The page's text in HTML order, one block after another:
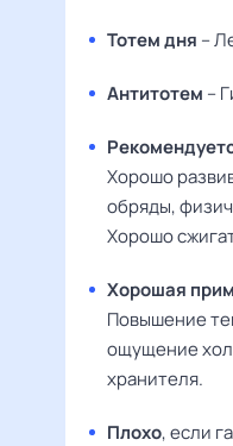
Тотем дня –
Антитотем –
Хорошо
обряды,
Хорошо
Хорошая
Повышение
ощущение
хранителя.
Плохо, если